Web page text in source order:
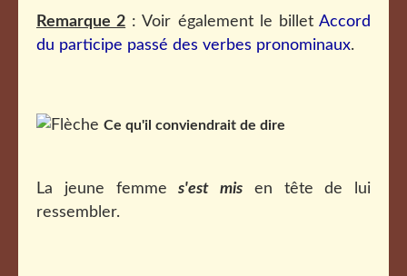
Remarque 2 : Voir également le billetAccord
du participe passé des verbes pronominaux.
Ce qu'il conviendrait de dire
La jeune femmes'est mis en tête de lui
ressembler.